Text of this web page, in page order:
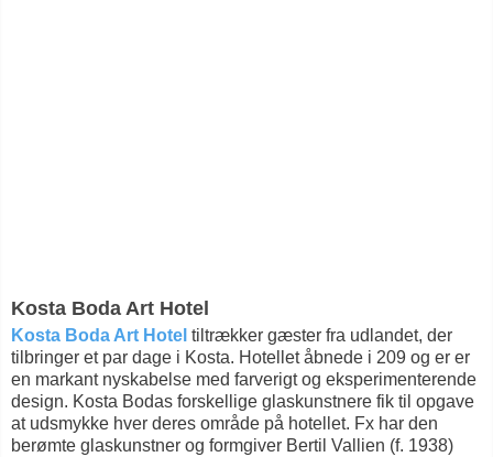
Kosta Boda Art Hotel
Kosta Boda Art Hotel tiltrækker gæster fra udlandet, der
tilbringer et par dage i Kosta. Hotellet åbnede i 209 og er er
en markant nyskabelse med farverigt og eksperimenterende
design. Kosta Bodas forskellige glaskunstnere fik til opgave
at udsmykke hver deres område på hotellet. Fx har den
berømte glaskunstner og formgiver Bertil Vallien (f. 1938)